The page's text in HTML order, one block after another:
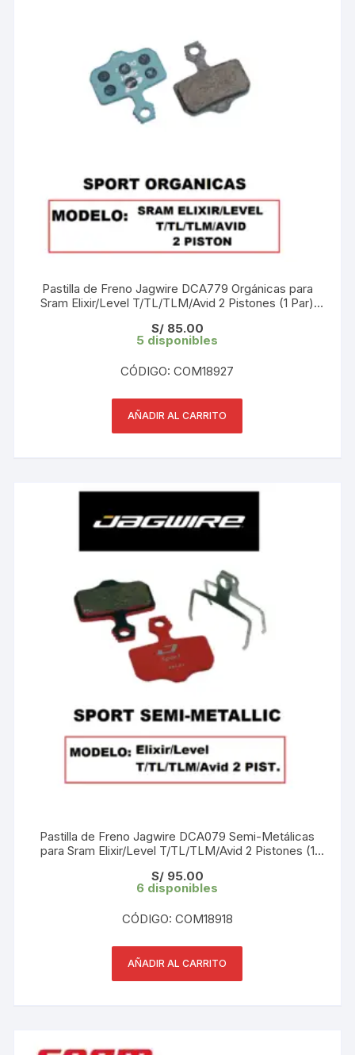
Pastilla de Freno Jagwire DCA779 Orgánicas para
Sram Elixir/Level T/TL/TLM/Avid 2 Pistones (1 Par)
S/85.00
5 disponibles
CÓDIGO: COM18927
AÑADIR AL CARRITO
Pastilla de Freno Jagwire DCA079 Semi-Metálicas
para Sram Elixir/Level T/TL/TLM/Avid 2 Pistones (1
S/95.00
6 disponibles
CÓDIGO: COM18918
AÑADIR AL CARRITO